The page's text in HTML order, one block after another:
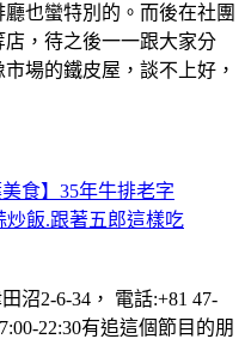
也蠻特別的。而後在社團
，待之後一一跟大家分
場的鐵皮屋，談不上好，
食】35年牛排老字
炒飯.跟著五郎這樣吃
沼2-6-34， 電話:+81 47-
22:30有追這個節目的朋